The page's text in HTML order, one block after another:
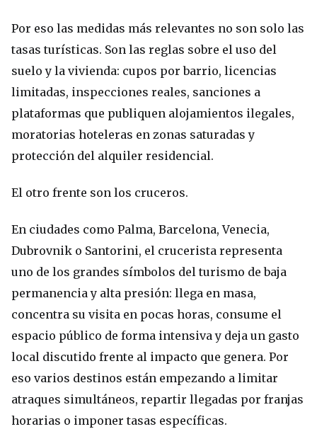
Por eso las medidas más relevantes no son solo las
tasas turísticas. Son las reglas sobre el uso del
suelo y la vivienda: cupos por barrio, licencias
limitadas, inspecciones reales, sanciones a
plataformas que publiquen alojamientos ilegales,
moratorias hoteleras en zonas saturadas y
protección del alquiler residencial.
El otro frente son los cruceros.
En ciudades como Palma, Barcelona, Venecia,
Dubrovnik o Santorini, el crucerista representa
uno de los grandes símbolos del turismo de baja
permanencia y alta presión: llega en masa,
concentra su visita en pocas horas, consume el
espacio público de forma intensiva y deja un gasto
local discutido frente al impacto que genera. Por
eso varios destinos están empezando a limitar
atraques simultáneos, repartir llegadas por franjas
horarias o imponer tasas específicas.